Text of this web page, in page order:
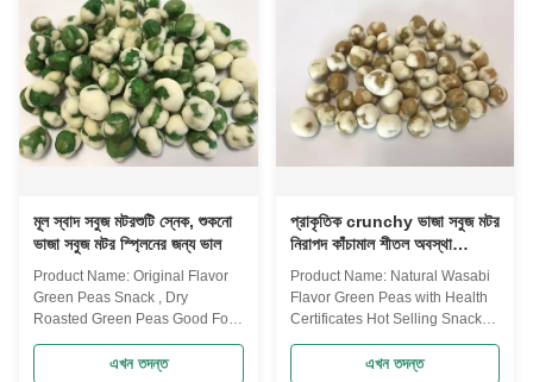
North America , South America,
Middle East, and ...
company’s ...
মূল স্বাদ সবুজ মটরশুটি স্নেক, শুকনো
ভাজা সবুজ মটর স্প্লিনের জন্য ভাল
Product Name: Original Flavor
Green Peas Snack , Dry
Roasted Green Peas Good For
Spleen Every Green Peas is
selected with our great care. We
এখন তদন্ত
প্রাকৃতিক crunchy ভাজা সবুজ মটর
নিরাপদ কাঁচামাল শীতল অবস্থা
সংগ্রহস্থল
Product Name: Natural Wasabi
Flavor Green Peas with Health
Certificates Hot Selling Snacks
Food Product Name: Natural
Wasabi Flavor Green Peas with
এখন তদন্ত